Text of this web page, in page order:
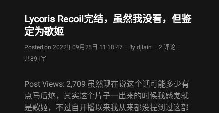
Lycoris Recoil完结，虽然我没看，但鉴
定为歌姬
Posted on 2022年09月25日 11:18:47 | By Byline
djlain | 2 评论 |
共891字
Post Views: 2,709 虽然现在说这个话可能多少有
点马后炮，其实这个片子一出来的时候我感觉就
是歌姬，不过自开播以来我从来都没提到过这部